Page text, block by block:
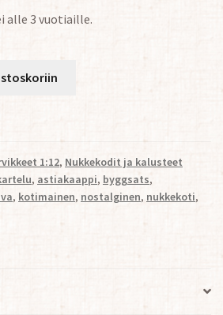
alle 3 vuotiaille.
1:12, Nukkekodit ja kalusteet
, astiakaappi, byggsats,
, kotimainen, nostalginen, nukkekoti,